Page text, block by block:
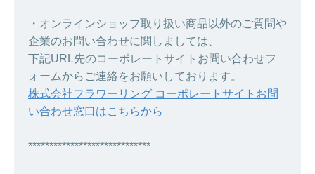
・オンラインショップ取り扱い商品以外のご質問や
企業のお問い合わせに関しましては、
下記URL先のコーポレートサイトお問い合わせフ
ォームからご連絡をお願いしております。
株式会社フラワーリング コーポレートサイトお問
い合わせ窓口はこちらから
*****************************